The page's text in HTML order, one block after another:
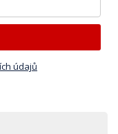
údajů